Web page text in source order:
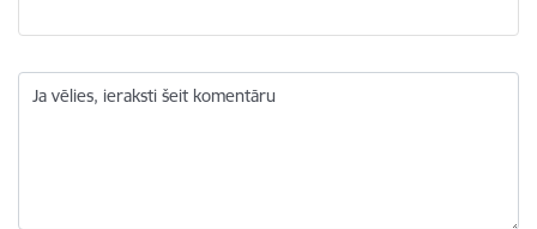
Ja vēlies, ieraksti šeit komentāru